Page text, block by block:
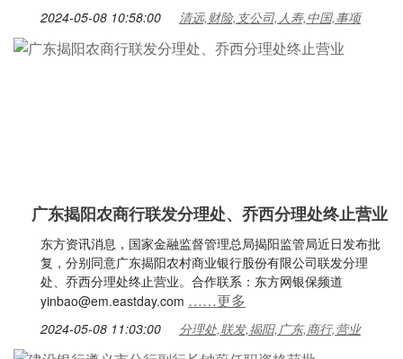
2024-05-08 10:58:00 清远,财险,支公司,人寿,中国,事项
广东揭阳农商行联发分理处、乔西分理处终止营业
东方资讯消息，国家金融监督管理总局揭阳监管局近日发布批
复，分别同意广东揭阳农村商业银行股份有限公司联发分理
处、乔西分理处终止营业。合作联系：东方网银保频道
yinbao@em.eastday.com ……更多
2024-05-08 11:03:00 分理处,联发,揭阳,广东,商行,营业